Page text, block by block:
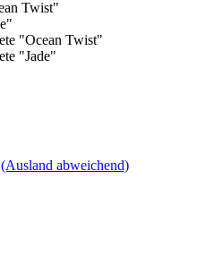
(Ausland abweichend)